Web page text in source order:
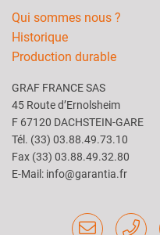
Qui sommes nous ?
Historique
Production durable
GRAF FRANCE SAS
45 Route d’Ernolsheim
F 67120 DACHSTEIN-GARE
Tél. (33) 03.88.49.73.10
Fax (33) 03.88.49.32.80
E-Mail: info@garantia.fr